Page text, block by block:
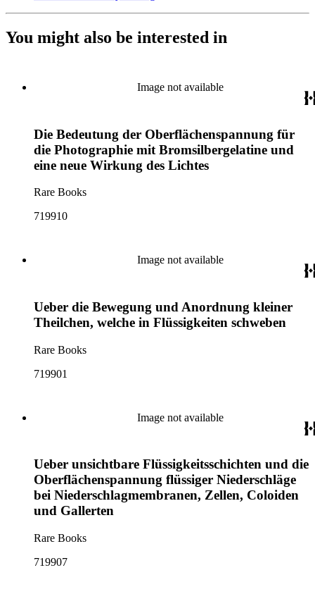
You might also be interested in
Image not available
Die Bedeutung der Oberflächenspannung für
die Photographie mit Bromsilbergelatine und
eine neue Wirkung des Lichtes
Rare Books
719910
Image not available
Ueber die Bewegung und Anordnung kleiner
Theilchen, welche in Flüssigkeiten schweben
Rare Books
719901
Image not available
Ueber unsichtbare Flüssigkeitsschichten und die
Oberflächenspannung flüssiger Niederschläge
bei Niederschlagmembranen, Zellen, Coloiden
und Gallerten
Rare Books
719907